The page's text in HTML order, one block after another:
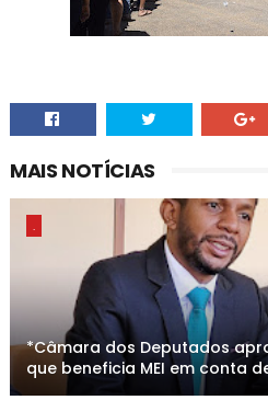
MAIS NOTÍCIAS
.
*Câmara dos Deputados
que beneficia MEI em conta